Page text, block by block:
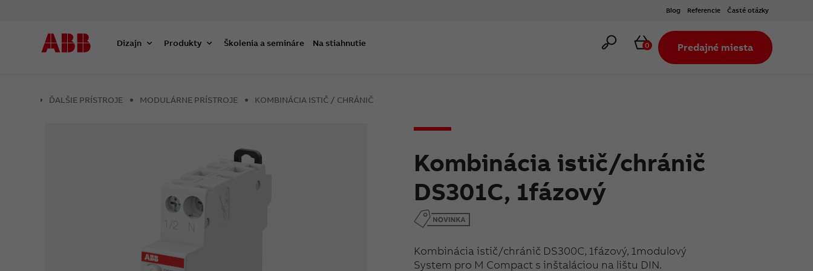
Blog Referencie Časté otázky
Dizajn Produkty Školenia a semináre Na stiahnutie Hľadať Košík
0 Predajné miesta
ĎALŠIE PRÍSTROJE MODULÁRNE PRÍSTROJE KOMBINÁCIA ISTIČ / CHRÁNIČ
Kombinácia istič/chránič
DS301C, 1fázový
Kombinácia istič/chránič DS300C, 1fázový, 1modulový
System pro M Compact s inštaláciou na lištu DIN.